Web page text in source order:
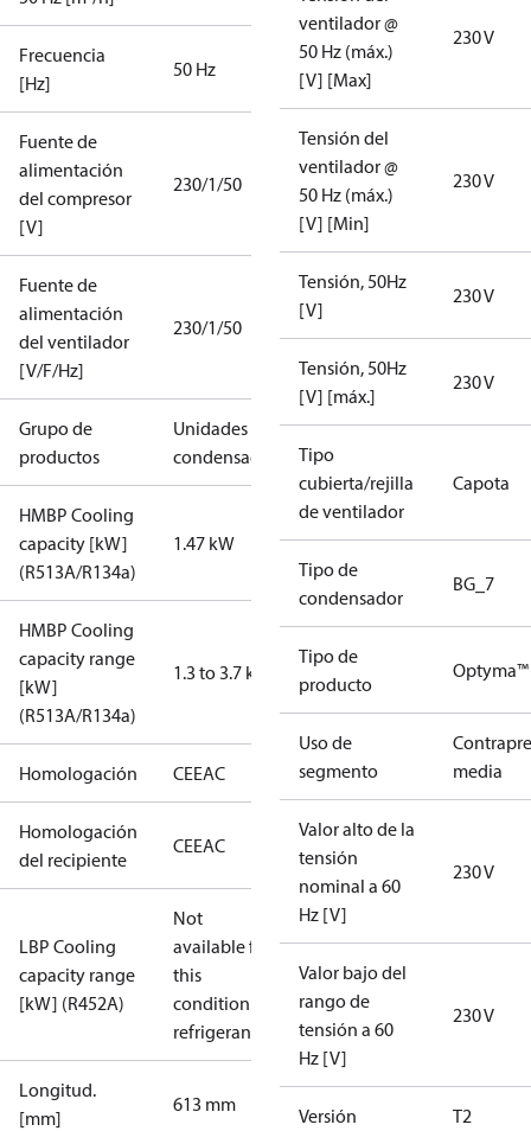
Frecuencia
[Hz]
50 Hz
Fuente de
alimentación
del compresor
[V]
230/1/50
Fuente de
alimentación
del ventilador
[V/F/Hz]
230/1/50
Grupo de
productos
Unidades
condensadoras
HMBP Cooling
capacity [kW]
(R513A/R134a)
1.47 kW
HMBP Cooling
capacity range
[kW]
(R513A/R134a)
1.3 to 3.7 kW
Homologación CEEAC
Homologación
del recipiente
CEEAC
LBP Cooling
capacity range
[kW] (R452A)
Not
available for
this
condition /
refrigerant
Longitud.
[mm]
613 mm
ventilador @
50 Hz (máx.)
[V] [Max]
230 V
Tensión del
ventilador @
50 Hz (máx.)
[V] [Min]
230 V
Tensión, 50Hz
[V]
230 V
Tensión, 50Hz
[V] [máx.]
230 V
Tipo
cubierta/rejilla
de ventilador
Capota
Tipo de
condensador
BG_7
Tipo de
producto
Optyma™
Uso de
segmento
media
Valor alto de la
tensión
nominal a 60
Hz [V]
230 V
Valor bajo del
rango de
tensión a 60
Hz [V]
230 V
Versión T2